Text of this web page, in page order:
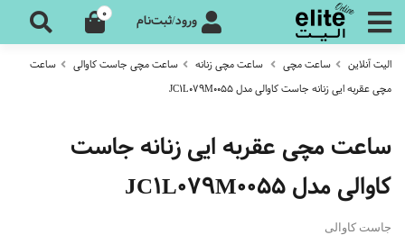
ورود/ثبت‌نام 0
الیت آنلاین ساعت مچی ساعت مچی زنانه ساعت مچی جاست کاوالی
ساعت
مچی عقربه ایی زنانه جاست کاوالی مدل JC1L079M0055
ساعت مچی عقربه ایی زنانه جاست
کاوالی مدل JC1L079M0055
جاست کاوالی